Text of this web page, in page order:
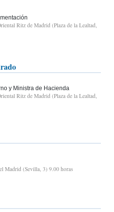
Ritz de Madrid (Plaza de la Lealtad,
y Ministra de Hacienda
Ritz de Madrid (Plaza de la Lealtad,
Madrid (Sevilla, 3) 9.00 horas